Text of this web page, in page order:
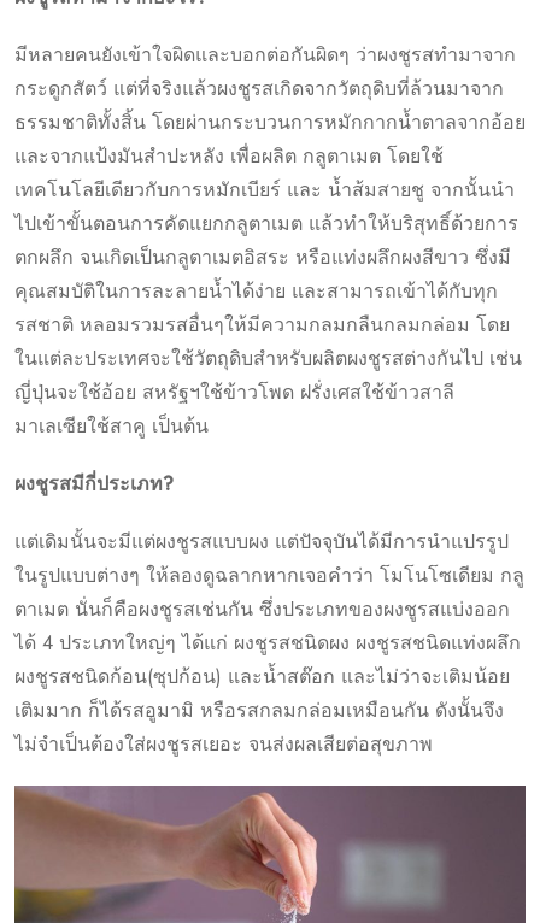
มีหลายคนยังเข้าใจผิดและบอกต่อกันผิดๆ ว่าผงชูรสทำมาจาก
กระดูกสัตว์ แต่ที่จริงแล้วผงชูรสเกิดจากวัตถุดิบที่ล้วนมาจาก
ธรรมชาติทั้งสิ้น โดยผ่านกระบวนการหมักกากน้ำตาลจากอ้อย
และจากแป้งมันสำปะหลัง เพื่อผลิต กลูตาเมต โดยใช้
เทคโนโลยีเดียวกับการหมักเบียร์ และ น้ำส้มสายชู จากนั้นนำ
ไปเข้าขั้นตอนการคัดแยกกลูตาเมต แล้วทำให้บริสุทธิ์ด้วยการ
ตกผลึก จนเกิดเป็นกลูตาเมตอิสระ หรือแท่งผลึกผงสีขาว ซึ่งมี
คุณสมบัติในการละลายน้ำได้ง่าย และสามารถเข้าได้กับทุก
รสชาติ หลอมรวมรสอื่นๆให้มีความกลมกลืนกลมกล่อม โดย
ในแต่ละประเทศจะใช้วัตถุดิบสำหรับผลิตผงชูรสต่างกันไป เช่น
ญี่ปุ่นจะใช้อ้อย สหรัฐฯใช้ข้าวโพด ฝรั่งเศสใช้ข้าวสาลี
มาเลเซียใช้สาคู เป็นต้น
ผงชูรสมีกี่ประเภท?
แต่เดิมนั้นจะมีแต่ผงชูรสแบบผง แต่ปัจจุบันได้มีการนำแปรรูป
ในรูปแบบต่างๆ ให้ลองดูฉลากหากเจอคำว่า โมโนโซเดียม กลู
ตาเมต นั่นก็คือผงชูรสเช่นกัน ซึ่งประเภทของผงชูรสแบ่งออก
ได้ 4 ประเภทใหญ่ๆ ได้แก่ ผงชูรสชนิดผง ผงชูรสชนิดแท่งผลึก
ผงชูรสชนิดก้อน(ซุปก้อน) และน้ำสต๊อก และไม่ว่าจะเติมน้อย
เติมมาก ก็ได้รสอูมามิ หรือรสกลมกล่อมเหมือนกัน ดังนั้นจึง
ไม่จำเป็นต้องใส่ผงชูรสเยอะ จนส่งผลเสียต่อสุขภาพ